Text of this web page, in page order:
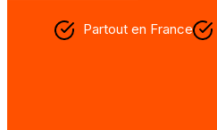
Partout en France